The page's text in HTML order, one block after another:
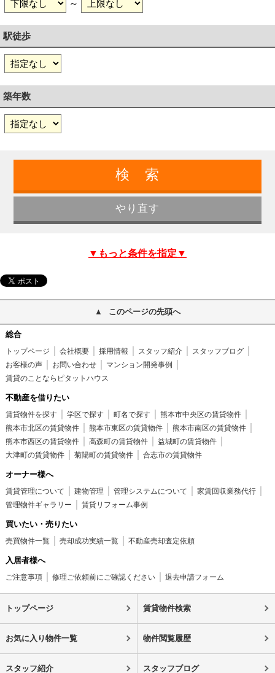
～
駅徒歩
築年数
▼もっと条件を指定▼
このページの先頭へ
総合
トップページ 会社概要 採用情報 スタッフ紹介
スタッフブログ
お客様の声
お問い合わせ
マンション開発事例
賃貸のことならピタットハウス
不動産を借りたい
賃貸物件を探す 学区で探す 町名で探す
熊本市中央区の賃貸物件
熊本市北区の賃貸物件
熊本市東区の賃貸物件
熊本市南区の賃貸物件
熊本市西区の賃貸物件
高森町の賃貸物件
益城町の賃貸物件
大津町の賃貸物件
菊陽町の賃貸物件 合志市の賃貸物件
オーナー様へ
賃貸管理について 建物管理 管理システムについて
家賃回収業務代行
管理物件ギャラリー
賃貸リフォーム事例
買いたい・売りたい
売買物件一覧 売却成功実績一覧 不動産売却査定依頼
入居者様へ
ご注意事項 修理ご依頼前にご確認ください 退去申請フォーム
トップページ 賃貸物件検索
お気に入り物件一覧 物件閲覧履歴
スタッフ紹介 スタッフブログ